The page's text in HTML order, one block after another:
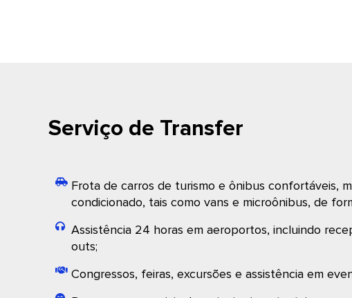
Serviço de Transfer
Frota de carros de turismo e ônibus confortáveis,
condicionado, tais como vans e microônibus, de
Assistência 24 horas em aeroportos, incluindo
outs;
Congressos, feiras, excursões e assistência em